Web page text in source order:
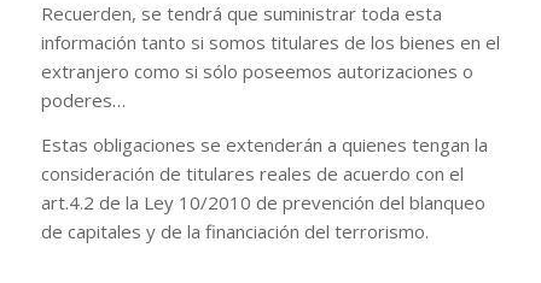
Recuerden, se tendrá que suministrar toda esta
información tanto si somos titulares de los bienes en el
extranjero como si sólo poseemos autorizaciones o
poderes…
Estas obligaciones se extenderán a quienes tengan la
consideración de titulares reales de acuerdo con el
art.4.2 de la Ley 10/2010 de prevención del blanqueo
de capitales y de la financiación del terrorismo.